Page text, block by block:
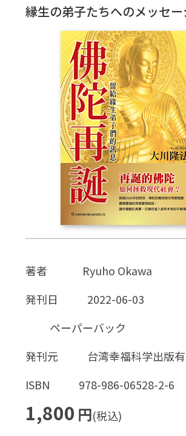
絵本
雑誌
CD
DVD・ブルーレイ
雑貨
外国語
縁生の弟子たちへのメッセー
著者
Ryuho Okawa
発刊日
2022-06-03
ペーパーバック
発刊元
台湾幸福科学出版
ISBN
978-986-06528-2-6
1,800 円(税込)